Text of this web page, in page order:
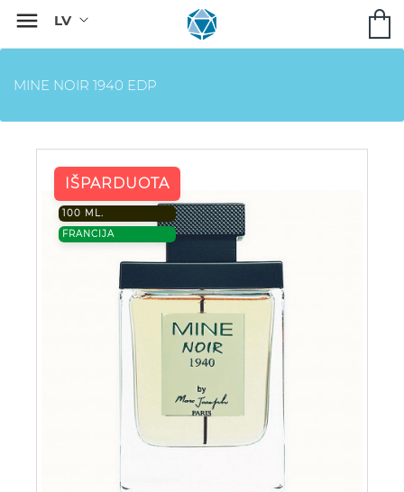

MINE NOIR 1940 EDP
IŠPARDUOTA
100 ML.
FRANCIJA